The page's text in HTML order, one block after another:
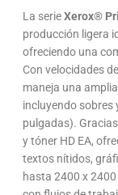
La serieXerox®
producción ligera
ofreciendo una
Con velocidades
maneja una
incluyendo sobres
pulgadas).
y tóner HD EA,
textos nítidos,
hasta 2400 x